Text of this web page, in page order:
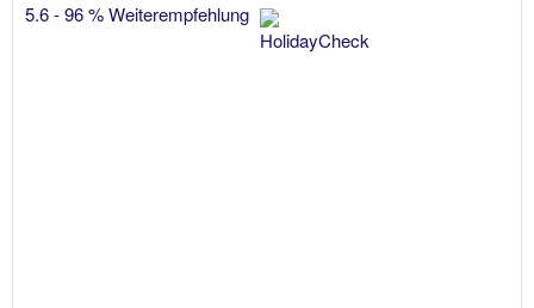
5.6 - 96 % Weiterempfehlung